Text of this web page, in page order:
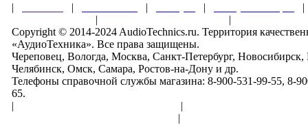
| | | |
|
|
Copyright © 2014-2024 AudioTechnics.ru. Территория
«АудиоТехника». Все права защищены.
Череповец, Вологда, Москва, Санкт-Петербург,
Челябинск, Омск, Самара, Ростов-на-Дону и др.
Телефоны справочной службы магазина: 8-900-531-99-55, 8-
65.
|
|
|